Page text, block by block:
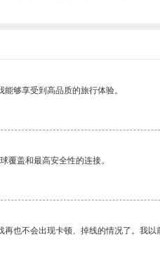
够享受到高品质的旅行体验。
覆盖和最高安全性的连接。
也不会出现卡顿、掉线的情况了。我